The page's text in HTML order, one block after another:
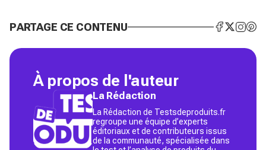
PARTAGE CE CONTENU
À propos de l'auteur
La Rédaction
La Rédaction de Testsdeproduits.fr
regroupe une équipe d’experts
éditoriaux et de contributeurs issus
de la communauté, spécialisée dans